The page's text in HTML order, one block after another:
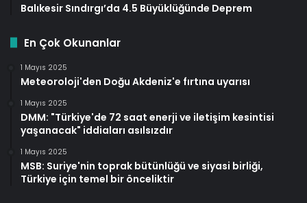
Balıkesir Sındırgı’da 4.5 Büyüklüğünde Deprem
En Çok Okunanlar
1 Mayıs 2025
Meteoroloji'den Doğu Akdeniz'e fırtına uyarısı
1 Mayıs 2025
DMM: "Türkiye'de 72 saat enerji ve iletişim kesintisi
yaşanacak" iddiaları asılsızdır
1 Mayıs 2025
MSB: Suriye'nin toprak bütünlüğü ve siyasi birliği,
Türkiye için temel bir önceliktir